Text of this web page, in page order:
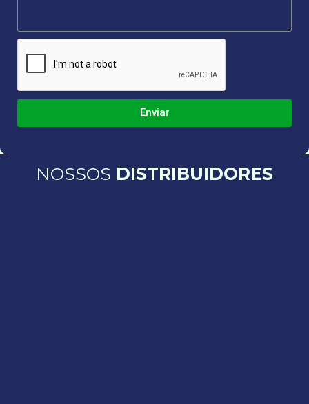
Enviar
NOSSOS DISTRIBUIDORES